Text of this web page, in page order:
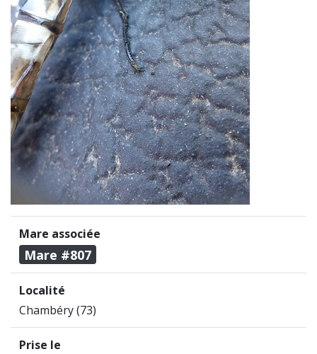
Mare associée
Mare #807
Localité
Chambéry (73)
Prise le